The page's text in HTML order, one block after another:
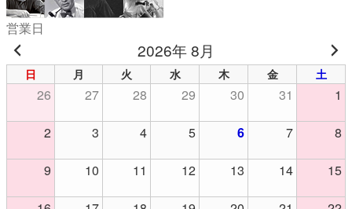
営業日
2026年 8月
日 月 火 水 木 金 土
26 27 28 29 30 31 1
2 3 4 5 6 7 8
9 10 11 12 13 14 15